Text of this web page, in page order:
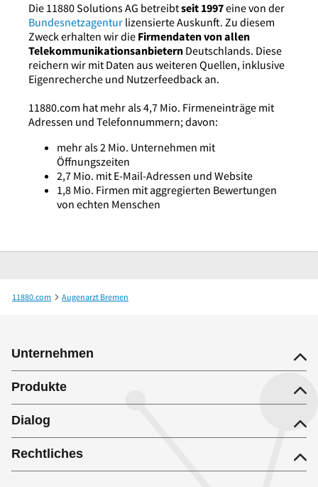
Die 11880 Solutions AG betreibtseit 1997eine von der
Bundesnetzagentur lizensierte Auskunft. Zu diesem
Zweck erhalten wir die Firmendaten von allen
Telekommunikationsanbietern Deutschlands. Diese
reichern wir mit Daten aus weiteren Quellen, inklusive
Eigenrecherche und Nutzerfeedback an.
11880.com hat mehr als 4,7 Mio. Firmeneinträge mit
Adressen und Telefonnummern; davon:
mehr als 2 Mio. Unternehmen mit
Öffnungszeiten
2,7 Mio. mit E-Mail-Adressen und Website
1,8 Mio. Firmen mit aggregierten Bewertungen
von echten Menschen
11880.com
Augenarzt Bremen
Unternehmen
Produkte
Dialog
Rechtliches